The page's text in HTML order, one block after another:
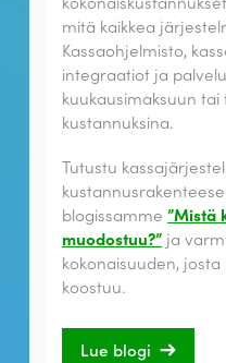
mitä kaikkea
Kassaohjelmisto,
integraatiot ja
kuukausimaksuun tai
kustannuksina.
Tutustu
blogissamme ”Mistä
muodostuu?” ja
kokonaisuuden,
koostuu.
Lue blogi